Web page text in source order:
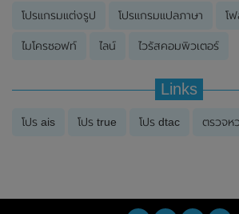
โปรแกรมแต่งรูป โปรแกรมแปลภาษา โ
ไมโครซอฟท์ ไลน์ ไวรัสคอมพิวเตอร์
Links
โปร ais โปร true โปร dtac ตรวจห